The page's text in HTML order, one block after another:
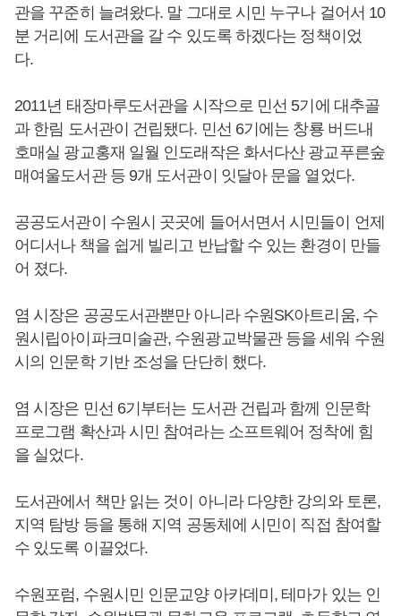
관을 꾸준히 늘려왔다. 말 그대로 시민 누구나 걸어서 10
분 거리에 도서관을 갈 수 있도록 하겠다는 정책이었
다.
2011년 태장마루도서관을 시작으로 민선 5기에 대추골
과 한림 도서관이 건립됐다. 민선 6기에는 창룡 버드내
호매실 광교홍재 일월 인도래작은 화서다산 광교푸른숲
매여울도서관 등 9개 도서관이 잇달아 문을 열었다.
공공도서관이 수원시 곳곳에 들어서면서 시민들이 언제
어디서나 책을 쉽게 빌리고 반납할 수 있는 환경이 만들
어 졌다.
염 시장은 공공도서관뿐만 아니라 수원SK아트리움, 수
원시립아이파크미술관, 수원광교박물관 등을 세워 수원
시의 인문학 기반 조성을 단단히 했다.
염 시장은 민선 6기부터는 도서관 건립과 함께 인문학
프로그램 확산과 시민 참여라는 소프트웨어 정착에 힘
을 실었다.
도서관에서 책만 읽는 것이 아니라 다양한 강의와 토론,
지역 탐방 등을 통해 지역 공동체에 시민이 직접 참여할
수 있도록 이끌었다.
수원포럼, 수원시민 인문교양 아카데미, 테마가 있는 인